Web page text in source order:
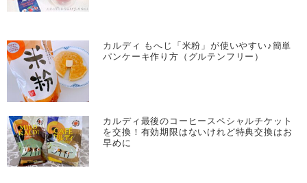
カルディ もへじ「米粉」が使いやすい♪簡単
パンケーキ作り方（グルテンフリー）
カルディ最後のコーヒースペシャルチケット
を交換！有効期限はないけれど特典交換はお
早めに